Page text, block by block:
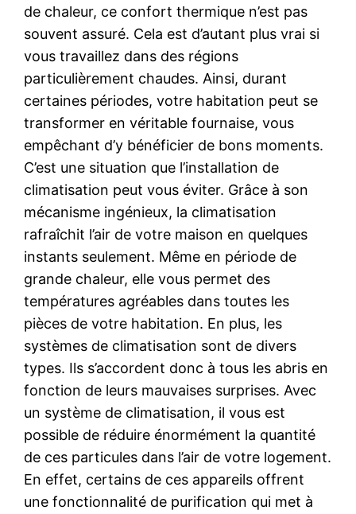
de chaleur, ce confort thermique n’est pas
souvent assuré. Cela est d’autant plus vrai si
vous travaillez dans des régions
particulièrement chaudes. Ainsi, durant
certaines périodes, votre habitation peut se
transformer en véritable fournaise, vous
empêchant d’y bénéficier de bons moments.
C’est une situation que l’installation de
climatisation peut vous éviter. Grâce à son
mécanisme ingénieux, la climatisation
rafraîchit l’air de votre maison en quelques
instants seulement. Même en période de
grande chaleur, elle vous permet des
températures agréables dans toutes les
pièces de votre habitation. En plus, les
systèmes de climatisation sont de divers
types. Ils s’accordent donc à tous les abris en
fonction de leurs mauvaises surprises. Avec
un système de climatisation, il vous est
possible de réduire énormément la quantité
de ces particules dans l’air de votre logement.
En effet, certains de ces appareils offrent
une fonctionnalité de purification qui met à